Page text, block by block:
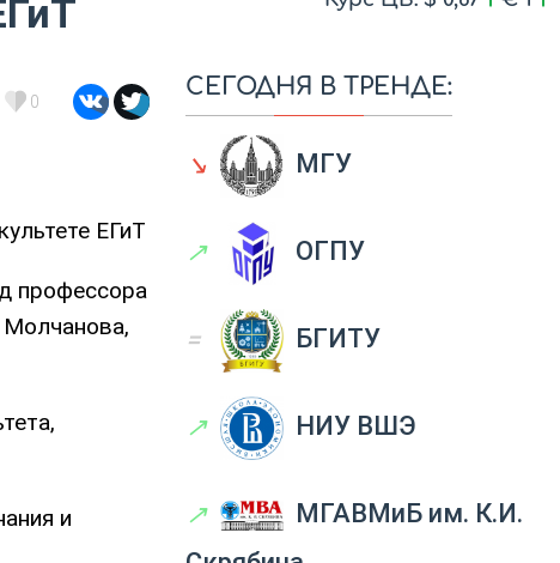
0
ЕГиТ
профессора
Молчанова,
и
СЕГОДНЯ В ТРЕНДЕ:
↘ МГУ
↗ ОГПУ
= БГИТУ
↗ НИУ ВШЭ
↗
МГАВМиБ им. К.И.